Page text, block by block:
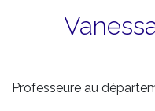
Professeure au